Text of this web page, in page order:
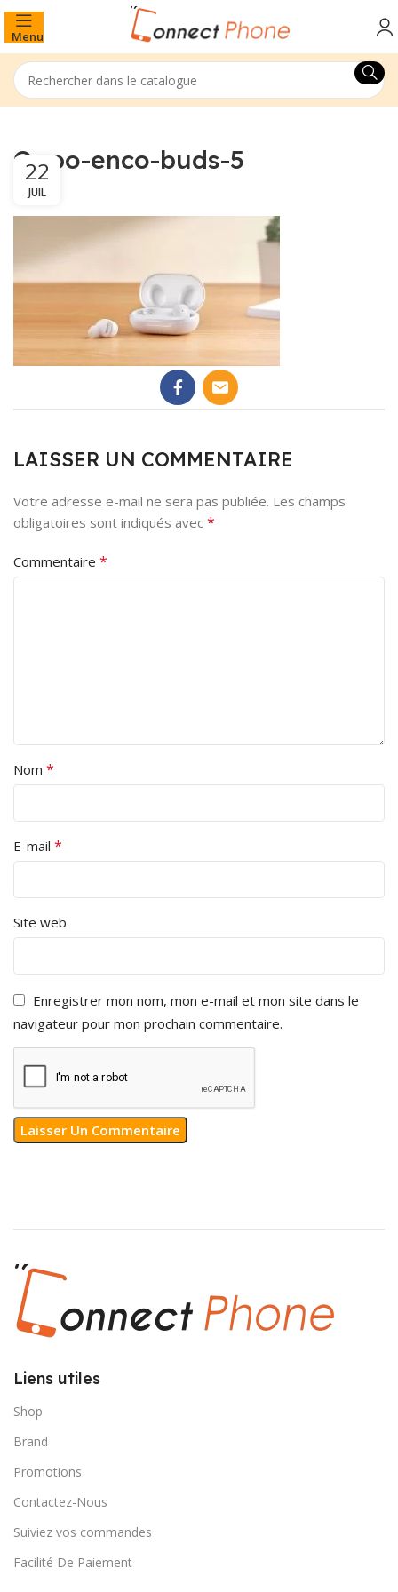
Menu
Oppo-enco-buds-5
22
JUIL
LAISSER UN COMMENTAIRE
Votre adresse e-mail ne sera pas publiée. Les champs
obligatoires sont indiqués avec *
Commentaire *
Nom *
E-mail *
Site web
Enregistrer mon nom, mon e-mail et mon site dans le
navigateur pour mon prochain commentaire.
Liens utiles
Shop
Brand
Promotions
Contactez-Nous
Suiviez vos commandes
Facilité De Paiement